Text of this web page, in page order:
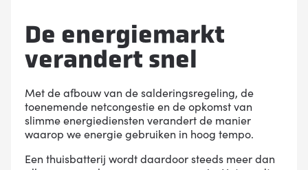
De energiemarkt
verandert snel
Met de afbouw van de salderingsregeling, de
toenemende netcongestie en de opkomst van
slimme energiediensten verandert de manier
waarop we energie gebruiken in hoog tempo.
Een thuisbatterij wordt daardoor steeds meer dan